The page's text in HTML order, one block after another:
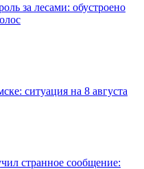
за лесами: обустроено
ситуация на 8 августа
странное сообщение: